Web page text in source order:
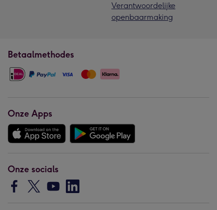
Verantwoordelijke
openbaarmaking
Betaalmethodes
Onze Apps
Onze socials